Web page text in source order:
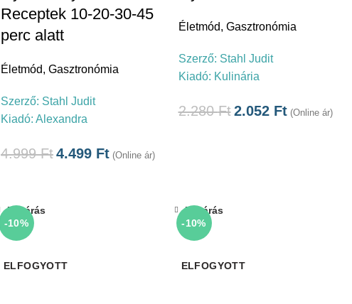
Receptek 10-20-30-45
perc alatt
Életmód, Gasztronómia
Szerző: Stahl Judit
Kiadó: Alexandra
4.999Ft4.499 Ft (Online ár)
Életmód, Gasztronómia
Szerző: Stahl Judit
Kiadó: Kulinária
2.280Ft 2.052 Ft (Online ár)
-10%
ELFOGYOTT
Bezárás
-10%
ELFOGYOTT
Bezárás